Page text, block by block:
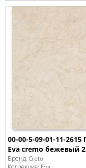
00-00-5-09-01-11-
Eva cremo бежевый
Бренд: Creto